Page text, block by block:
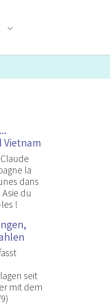
Submenu for "DE"
Vietnam
la
dans
du
!
seit
mit dem